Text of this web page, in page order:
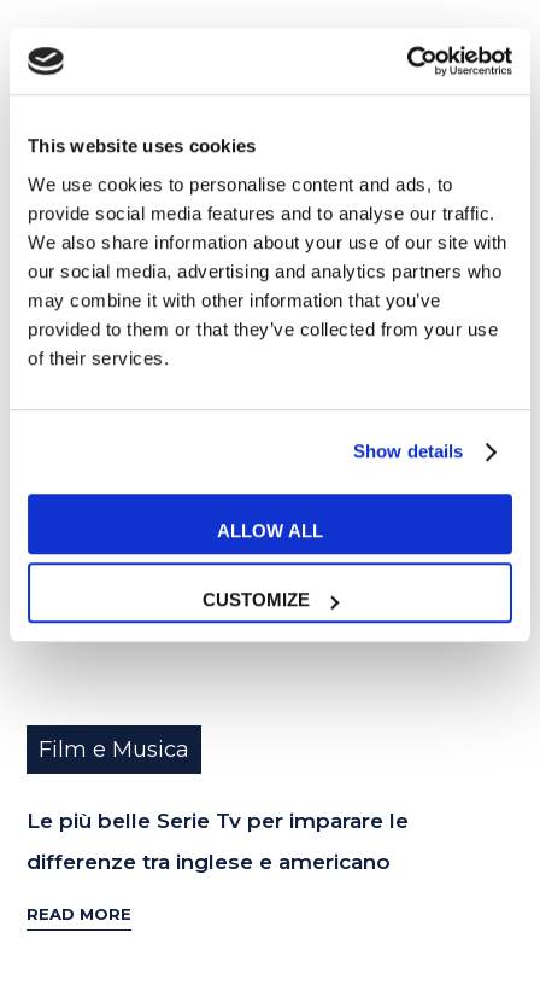
This website uses cookies
We use cookies to personalise content and ads, to
provide social media features and to analyse our traffic.
We also share information about your use of our site with
our social media, advertising and analytics partners who
may combine it with other information that you’ve
provided to them or that they’ve collected from your use
of their services.
Show details
ALLOW ALL
CUSTOMIZE
Musica inglese del momento: 3 canzoni con
traduzione per imparare l’inglese
READ MORE
16
Film e Musica
Le più belle Serie Tv per imparare le
differenze tra inglese e americano
READ MORE